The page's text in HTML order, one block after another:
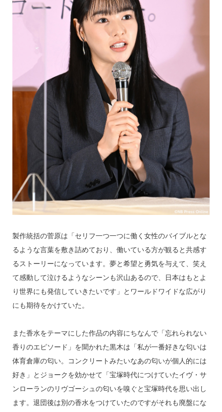
製作統括の菅原は「セリフ一つ一つに働く女性のバイブルとな
るような言葉を敷き詰めており、働いている方が観ると共感す
るストーリーになっています。夢と希望と勇気を与えて、笑え
て感動して泣けるようなシーンも沢山あるので、日本はもとよ
り世界にも発信していきたいです」とワールドワイドな広がり
にも期待をかけていた。
また香水をテーマにした作品の内容にちなんで「忘れられない
香りのエピソード」を聞かれた黒木は「私が一番好きな匂いは
体育倉庫の匂い。コンクリートみたいなあの匂いが個人的には
好き」とジョークを効かせて「宝塚時代につけていたイヴ・サ
ンローランのリヴゴーシュの匂いを嗅ぐと宝塚時代を思い出し
ます。退団後は別の香水をつけていたのですがそれも廃盤にな